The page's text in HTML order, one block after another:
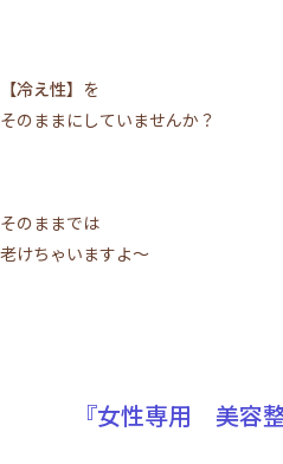
【冷え性】 を
そのままにしていませんか？
そのままでは
老けちゃいますよ～
『女性専用 美容